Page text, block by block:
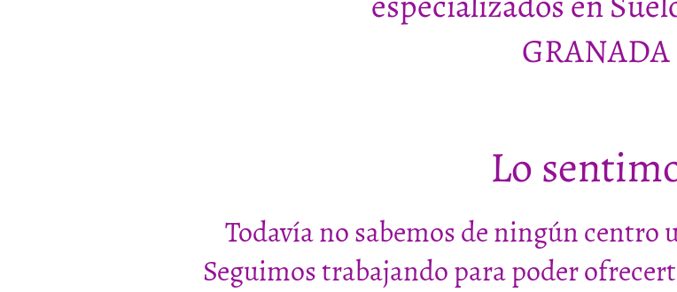
GRANADA
Lo
Todavía no sabemos de ningún centro
Seguimos trabajando para poder